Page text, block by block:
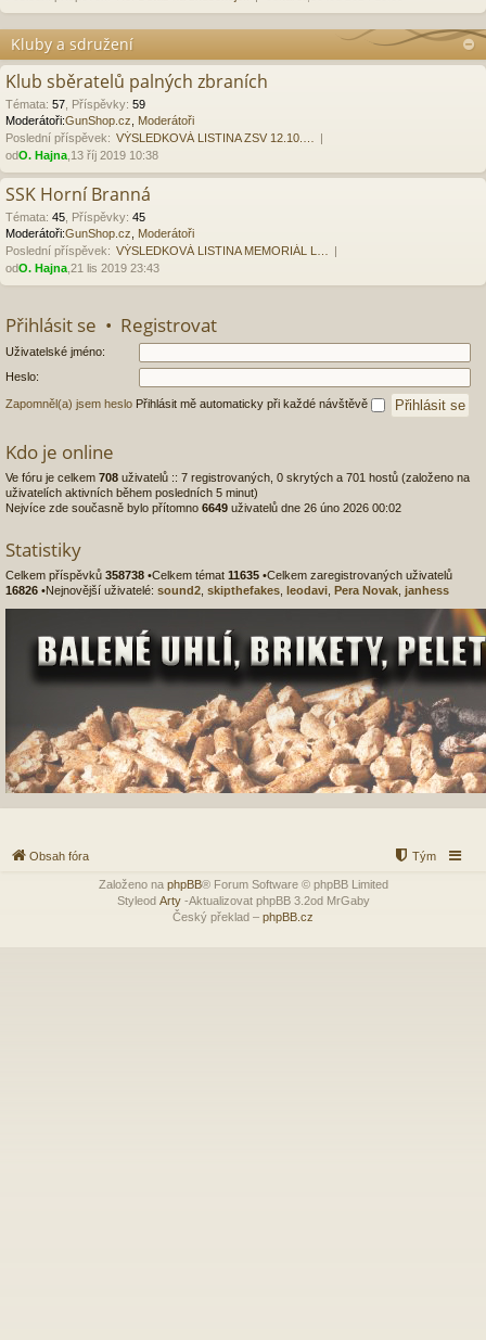
Kluby a sdružení
Klub sběratelů palných zbraních
Témata: 57 Příspěvky: 59
Moderátoři:GunShop.cz
Moderátoři
Poslední příspěvek: VÝSLEDKOVÁ LISTINA ZSV 12.10.…
odO. Hajna ,13 říj 2019 10:38
SSK Horní Branná
Témata: 45 Příspěvky: 45
Moderátoři:GunShop.cz
Moderátoři
Poslední příspěvek: VÝSLEDKOVÁ LISTINA MEMORIÁL L…
odO. Hajna ,21 lis 2019 23:43
Přihlásit se • Registrovat
Uživatelské jméno:
Heslo:
Zapomněl(a) jsem heslo Přihlásit mě automaticky při každé návštěvě
Kdo je online
Ve fóru je celkem 708 uživatelů :: 7 registrovaných, 0 skrytých a 701 hostů (založeno na
uživatelích aktivních během posledních 5 minut)
Nejvíce zde současně bylo přítomno 6649 uživatelů dne 26 úno 2026 00:02
Statistiky
Celkem příspěvků 358738 •Celkem témat 11635 •Celkem zaregistrovaných uživatelů
16826 •Nejnovější uživatelé: sound2 skipthefakes leodavi Pera Novak janhess
Obsah fóra Tým
Založeno na phpBB® Forum Software © phpBB Limited
Styleod Arty-Aktualizovat phpBB 3.2od MrGaby
Český překlad – phpBB.cz